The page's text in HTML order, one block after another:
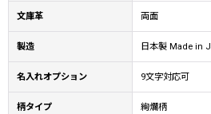
文庫革 両面
製造 日本製 Made in
名入れオプション 9文字対応可
柄タイプ 絢爛柄